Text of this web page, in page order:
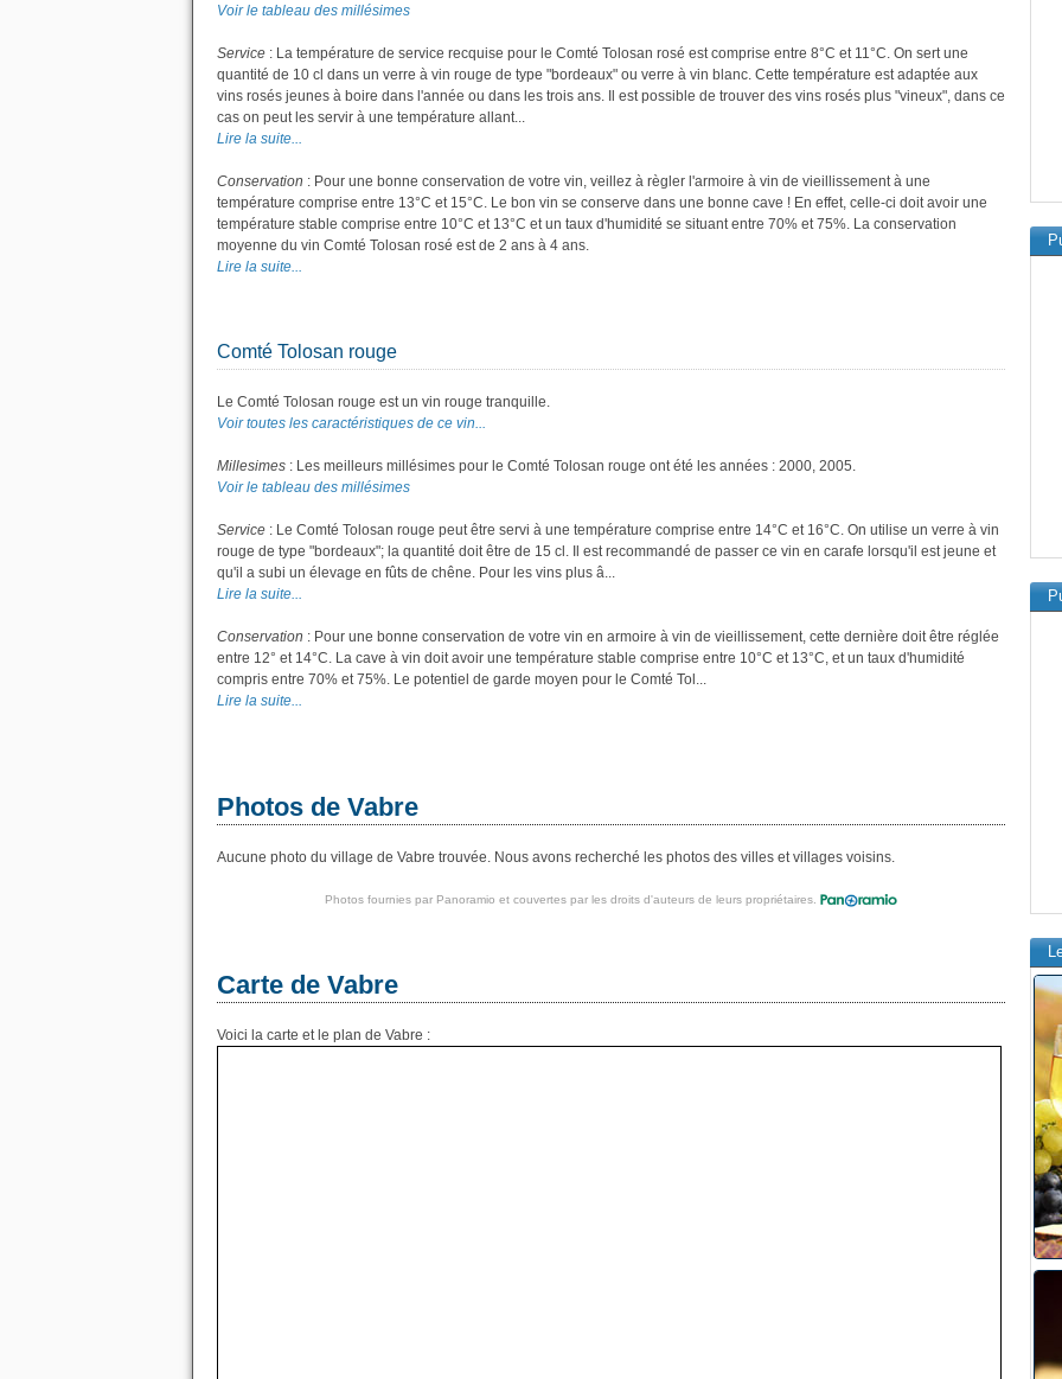
Voir le tableau des millésimes
Service : La température de service recquise pour le Comté Tolosan rosé est comprise entre 8°C et 11°C. On sert une
quantité de 10 cl dans un verre à vin rouge de type "bordeaux" ou verre à vin blanc. Cette température est adaptée aux
vins rosés jeunes à boire dans l'année ou dans les trois ans. Il est possible de trouver des vins rosés plus "vineux", dans ce
cas on peut les servir à une température allant...
Lire la suite...
Conservation : Pour une bonne conservation de votre vin, veillez à règler l'armoire à vin de vieillissement à une
température comprise entre 13°C et 15°C. Le bon vin se conserve dans une bonne cave ! En effet, celle-ci doit avoir une
température stable comprise entre 10°C et 13°C et un taux d'humidité se situant entre 70% et 75%. La conservation
moyenne du vin Comté Tolosan rosé est de 2 ans à 4 ans.
Lire la suite...
Comté Tolosan rouge
Le Comté Tolosan rouge est un vin rouge tranquille.
Voir toutes les caractéristiques de ce vin...
Millesimes : Les meilleurs millésimes pour le Comté Tolosan rouge ont été les années : 2000, 2005.
Voir le tableau des millésimes
Service : Le Comté Tolosan rouge peut être servi à une température comprise entre 14°C et 16°C. On utilise un verre à vin
rouge de type "bordeaux"; la quantité doit être de 15 cl. Il est recommandé de passer ce vin en carafe lorsqu'il est jeune et
qu'il a subi un élevage en fûts de chêne. Pour les vins plus â...
Lire la suite...
Conservation : Pour une bonne conservation de votre vin en armoire à vin de vieillissement, cette dernière doit être réglée
entre 12° et 14°C. La cave à vin doit avoir une température stable comprise entre 10°C et 13°C, et un taux d'humidité
compris entre 70% et 75%. Le potentiel de garde moyen pour le Comté Tol...
Lire la suite...
Photos de Vabre
Aucune photo du village de Vabre trouvée. Nous avons recherché les photos des villes et villages voisins.
Photos fournies par Panoramio et couvertes par les droits d'auteurs de leurs propriétaires.
Carte de Vabre
Voici la carte et le plan de Vabre :